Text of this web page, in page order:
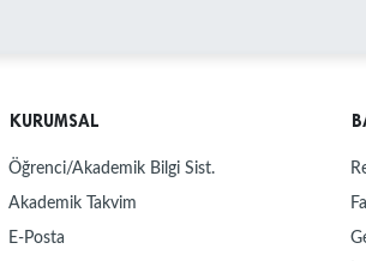
KURUMSAL
Öğrenci/Akademik Bilgi Sist.
Akademik Takvim
E-Posta